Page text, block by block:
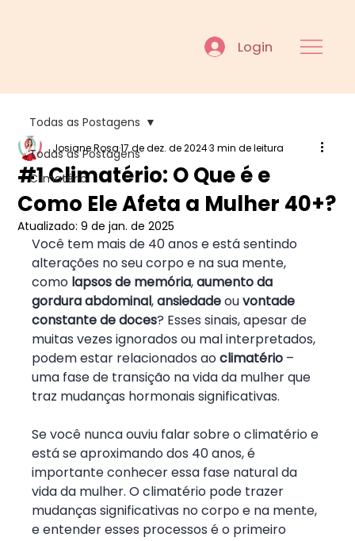
Login
Todas as Postagens
Climatério
Todas as Postagens
#1 Climatério: O Que é e
Como Ele Afeta a Mulher 40+?
Josiane Rosa17 de dez. de 20243 min de leitura
Atualizado:9 de jan. de 2025
Você tem mais de 40 anos e está sentindo
alterações no seu corpo e na sua mente,
como lapsos de memória, aumento da
gordura abdominal, ansiedade ou vontade
constante de doces? Esses sinais, apesar de
muitas vezes ignorados ou mal interpretados,
podem estar relacionados ao climatério –
uma fase de transição na vida da mulher que
traz mudanças hormonais significativas.
Se você nunca ouviu falar sobre o climatério e
está se aproximando dos 40 anos, é
importante conhecer essa fase natural da
vida da mulher. O climatério pode trazer
mudanças significativas no corpo e na mente,
e entender esses processos é o primeiro